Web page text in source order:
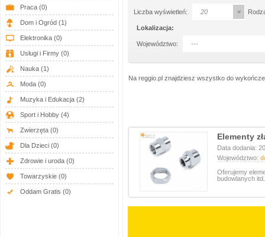
Praca (0)
Dom i Ogród (1)
Elektronika (0)
Usługi i Firmy (0)
Nauka (1)
Moda (0)
Muzyka i Edukacja (2)
Sport i Hobby (4)
Zwierzęta (0)
Dla Dzieci (0)
Zdrowie i uroda (0)
Towarzyskie (0)
Oddam Gratis (0)
Liczba wyświetleń: 20
Lokalizacja:
Województwo: ---
Na reggio.pl znajdziesz wszystko do
Elementy
Data dodania:
Województwo:
Oferujemy
budowlanych